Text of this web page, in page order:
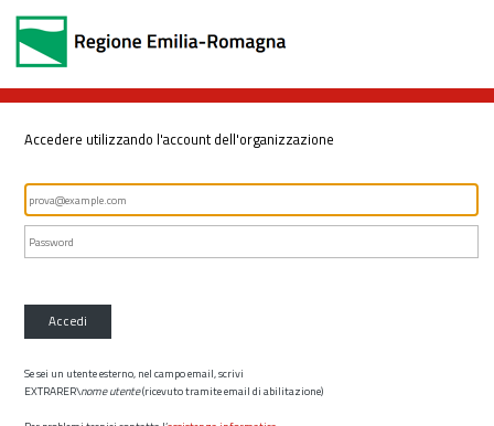
Accedere utilizzando l'account dell'organizzazione
Accedi
Se sei un utente esterno, nel campo email, scrivi
EXTRARER\nome utente(ricevuto tramite email di abilitazione)